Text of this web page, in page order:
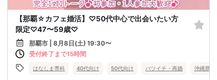
【那覇☆カフェ婚活】♡50代中心で出会いたい方
限定♡47〜59歳♡
那覇市 | 8月8日(土) 19:30〜
受付終了まで15時間
はなしま専科 40代向け 50代向け バツイチ・再婚 沖縄県